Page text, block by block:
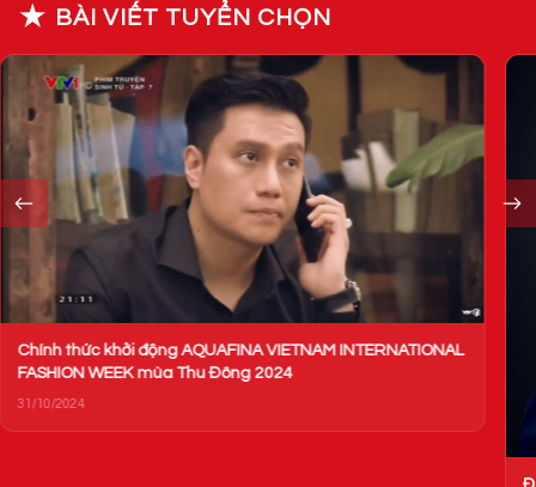
★ BÀI VIẾT TUYỂN CHỌN